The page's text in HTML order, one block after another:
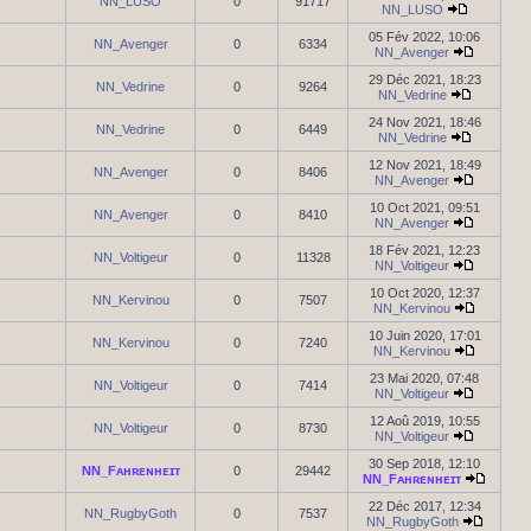
NN_LUSO
NN_Avenger 0 6334
05 Fév 2022, 10:06
NN_Avenger
NN_Vedrine 0 9264
29 Déc 2021, 18:23
NN_Vedrine
NN_Vedrine 0 6449
24 Nov 2021, 18:46
NN_Vedrine
NN_Avenger 0 8406
12 Nov 2021, 18:49
NN_Avenger
NN_Avenger 0 8410
10 Oct 2021, 09:51
NN_Avenger
NN_Voltigeur 0 11328
18 Fév 2021, 12:23
NN_Voltigeur
NN_Kervinou 0 7507
10 Oct 2020, 12:37
NN_Kervinou
NN_Kervinou 0 7240
10 Juin 2020, 17:01
NN_Kervinou
NN_Voltigeur 0 7414
23 Mai 2020, 07:48
NN_Voltigeur
NN_Voltigeur 0 8730
12 Aoû 2019, 10:55
NN_Voltigeur
NN_Fᴀʜʀᴇɴʜᴇɪᴛ 0 29442
30 Sep 2018, 12:10
NN_Fᴀʜʀᴇɴʜᴇɪᴛ
NN_RugbyGoth 0 7537
22 Déc 2017, 12:34
NN_RugbyGoth